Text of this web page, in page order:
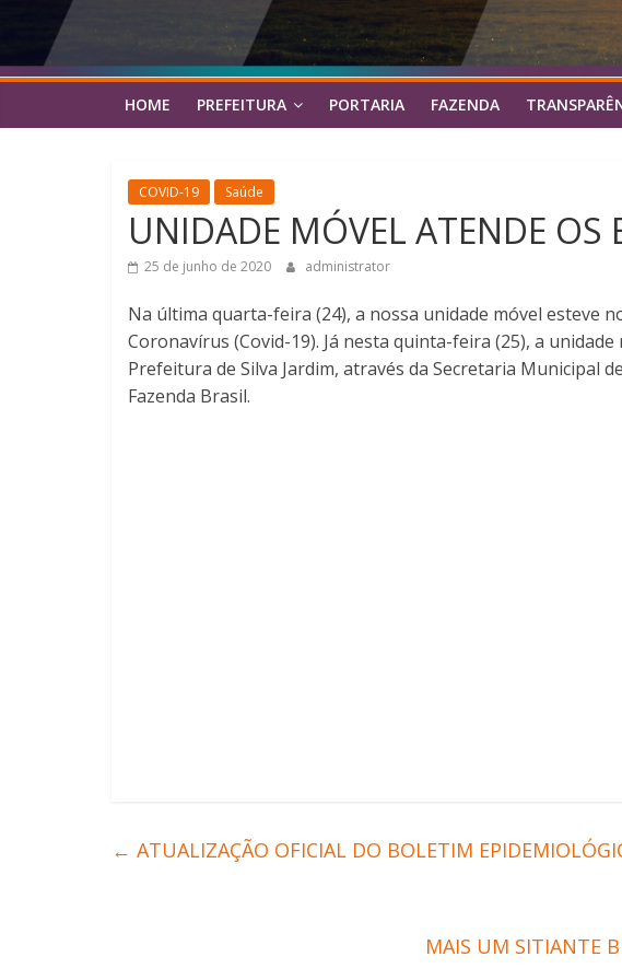
HOME PREFEITURA PORTARIA FAZENDA
COVID-19 Saúde
UNIDADE MÓVEL ATENDE OS
25 de junho de 2020 administrator
Na última quarta-feira (24), a nossa unidade móvel esteve
Coronavírus (Covid-19). Já nesta quinta-feira (25), a
Prefeitura de Silva Jardim, através da Secretaria Municipal
Fazenda Brasil.
← ATUALIZAÇÃO OFICIAL DO BOLETIM
MAIS UM SITIANTE